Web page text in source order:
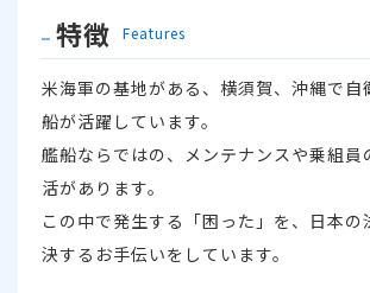
特徴 Features
米海軍の基地がある、横須賀、沖縄で自
船が活躍しています。
艦船ならではの、メンテナンスや乗組員
活があります。
この中で発生する「困った」を、日本の
決するお手伝いをしています。